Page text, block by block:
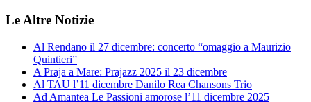
Le Altre Notizie
Al Rendano il 27 dicembre: concerto “omaggio a Maurizio
Quintieri”
A Praja a Mare: Prajazz 2025 il 23 dicembre
Al TAU l’11 dicembre Danilo Rea Chansons Trio
Ad Amantea Le Passioni amorose l’11 dicembre 2025